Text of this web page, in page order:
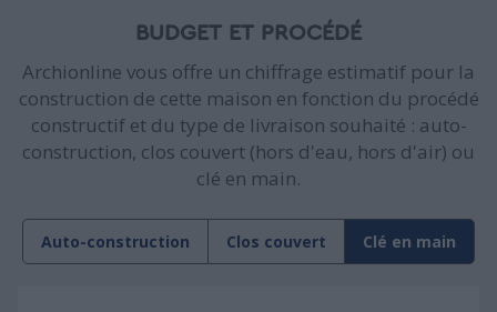
BUDGET ET PROCÉDÉ
Archionline vous offre un chiffrage estimatif pour la
construction de cette maison en fonction du procédé
constructif et du type de livraison souhaité : auto-
construction, clos couvert (hors d'eau, hors d'air) ou
clé en main.
Auto-construction Clos couvert Clé en main